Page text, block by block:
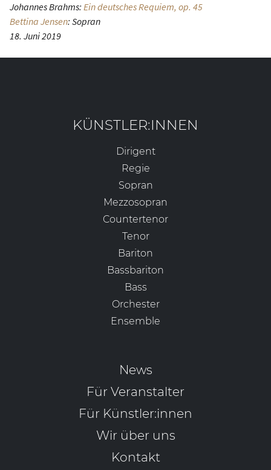
Johannes Brahms: Ein deutsches Requiem, op. 45
Bettina Jensen: Sopran
18. Juni 2019
KÜNSTLER:INNEN
Dirigent
Regie
Sopran
Mezzosopran
Countertenor
Tenor
Bariton
Bassbariton
Bass
Orchester
Ensemble
News
Für Veranstalter
Für Künstler:innen
Wir über uns
Kontakt